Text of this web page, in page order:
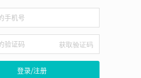
获取验证码
登录/注册